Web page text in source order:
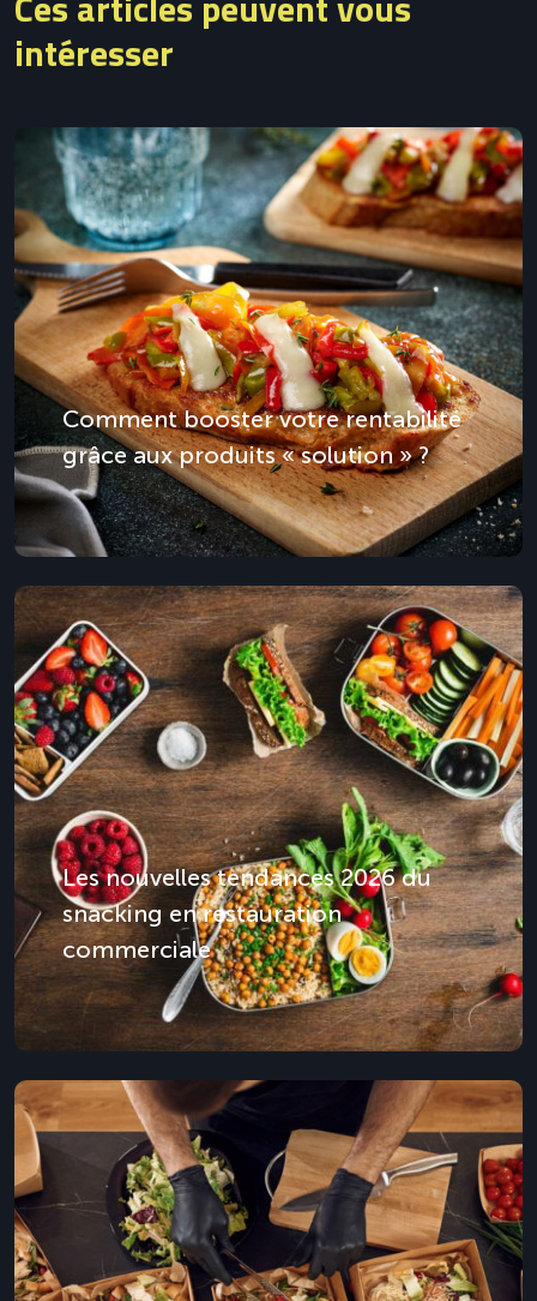
Ces articles peuvent vous
intéresser
Comment booster votre rentabilité
grâce aux produits « solution » ?
Les nouvelles tendances 2026 du
snacking en restauration
commerciale